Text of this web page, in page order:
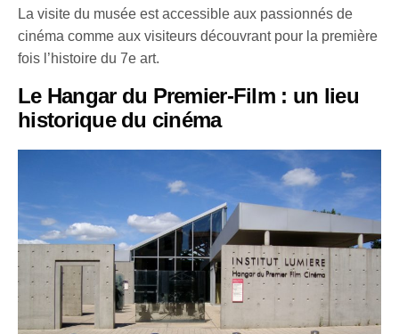
La visite du musée est accessible aux passionnés de
cinéma comme aux visiteurs découvrant pour la première
fois l’histoire du 7e art.
Le Hangar du Premier-Film : un lieu
historique du cinéma